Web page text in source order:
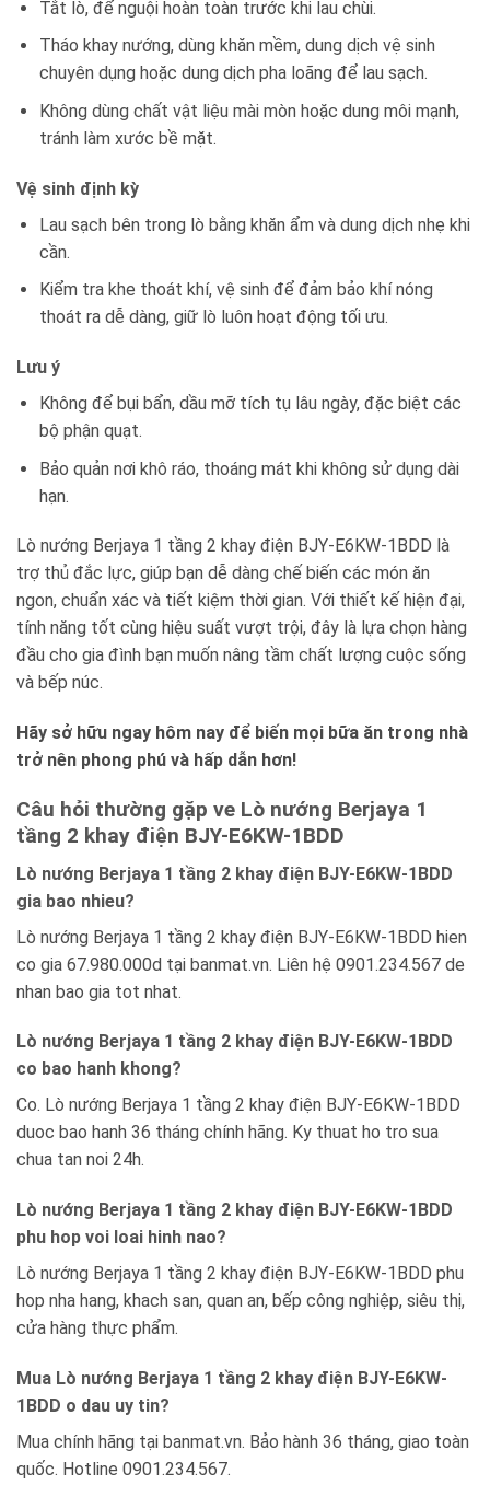
Tắt lò, để nguội hoàn toàn trước khi lau chùi.
Tháo khay nướng, dùng khăn mềm, dung dịch vệ sinh
chuyên dụng hoặc dung dịch pha loãng để lau sạch.
Không dùng chất vật liệu mài mòn hoặc dung môi mạnh,
tránh làm xước bề mặt.
Vệ sinh định kỳ
Lau sạch bên trong lò bằng khăn ẩm và dung dịch nhẹ khi
cần.
Kiểm tra khe thoát khí, vệ sinh để đảm bảo khí nóng
thoát ra dễ dàng, giữ lò luôn hoạt động tối ưu.
Lưu ý
Không để bụi bẩn, dầu mỡ tích tụ lâu ngày, đặc biệt các
bộ phận quạt.
Bảo quản nơi khô ráo, thoáng mát khi không sử dụng dài
hạn.
Lò nướng Berjaya 1 tầng 2 khay điện BJY-E6KW-1BDD là
trợ thủ đắc lực, giúp bạn dễ dàng chế biến các món ăn
ngon, chuẩn xác và tiết kiệm thời gian. Với thiết kế hiện đại,
tính năng tốt cùng hiệu suất vượt trội, đây là lựa chọn hàng
đầu cho gia đình bạn muốn nâng tầm chất lượng cuộc sống
và bếp núc.
Hãy sở hữu ngay hôm nay để biến mọi bữa ăn trong nhà
trở nên phong phú và hấp dẫn hơn!
Câu hỏi thường gặp ve Lò nướng Berjaya 1
tầng 2 khay điện BJY-E6KW-1BDD
Lò nướng Berjaya 1 tầng 2 khay điện BJY-E6KW-1BDD
gia bao nhieu?
Lò nướng Berjaya 1 tầng 2 khay điện BJY-E6KW-1BDD hien
co gia 67.980.000d tại banmat.vn. Liên hệ 0901.234.567 de
nhan bao gia tot nhat.
Lò nướng Berjaya 1 tầng 2 khay điện BJY-E6KW-1BDD
co bao hanh khong?
Co. Lò nướng Berjaya 1 tầng 2 khay điện BJY-E6KW-1BDD
duoc bao hanh 36 tháng chính hãng. Ky thuat ho tro sua
chua tan noi 24h.
Lò nướng Berjaya 1 tầng 2 khay điện BJY-E6KW-1BDD
phu hop voi loai hinh nao?
Lò nướng Berjaya 1 tầng 2 khay điện BJY-E6KW-1BDD phu
hop nha hang, khach san, quan an, bếp công nghiệp, siêu thị,
cửa hàng thực phẩm.
Mua Lò nướng Berjaya 1 tầng 2 khay điện BJY-E6KW-
1BDD o dau uy tin?
Mua chính hãng tại banmat.vn. Bảo hành 36 tháng, giao toàn
quốc. Hotline 0901.234.567.